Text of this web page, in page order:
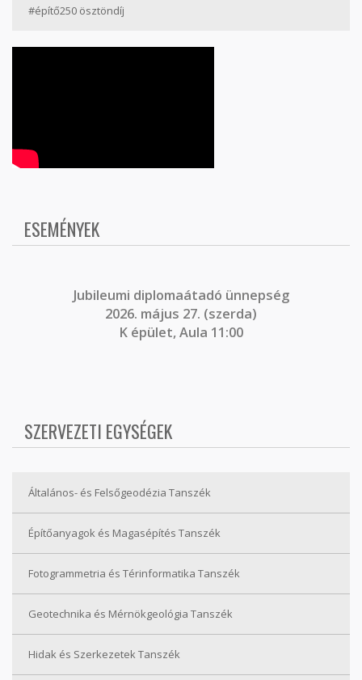
#építő250 ösztöndíj
ESEMÉNYEK
Jubileumi diplomaátadó ünnepség
2026. május 27. (szerda)
K épület, Aula 11:00
SZERVEZETI EGYSÉGEK
Általános- és Felsőgeodézia Tanszék
Építőanyagok és Magasépítés Tanszék
Fotogrammetria és Térinformatika Tanszék
Geotechnika és Mérnökgeológia Tanszék
Hidak és Szerkezetek Tanszék